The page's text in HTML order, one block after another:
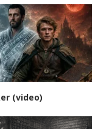
(video)